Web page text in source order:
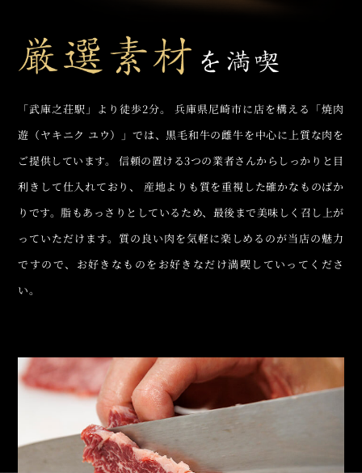
「武庫之荘駅」より徒歩2分。
兵庫県尼崎市に店を構える「焼肉
遊（ヤキニク ユウ）」では、黒毛和牛の雌牛を中心に上質な肉を
ご提供しています。
信頼の置ける3つの業者さんからしっかりと目
利きして仕入れており、
産地よりも質を重視した確かなものばか
りです。脂もあっさりとしているため、最後まで美味しく召し上が
っていただけます。質の良い肉を気軽に楽しめるのが当店の魅力
ですので、お好きなものをお好きなだけ満喫していってくださ
い。